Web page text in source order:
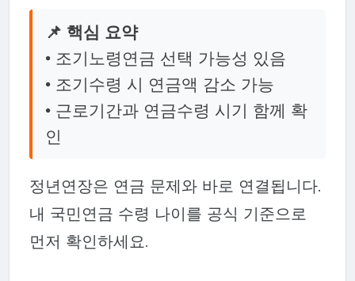
📌 핵심 요약
• 조기노령연금 선택 가능성 있음
• 조기수령 시 연금액 감소 가능
• 근로기간과 연금수령 시기 함께 확
인
정년연장은 연금 문제와 바로 연결됩니다.
내 국민연금 수령 나이를 공식 기준으로
먼저 확인하세요.